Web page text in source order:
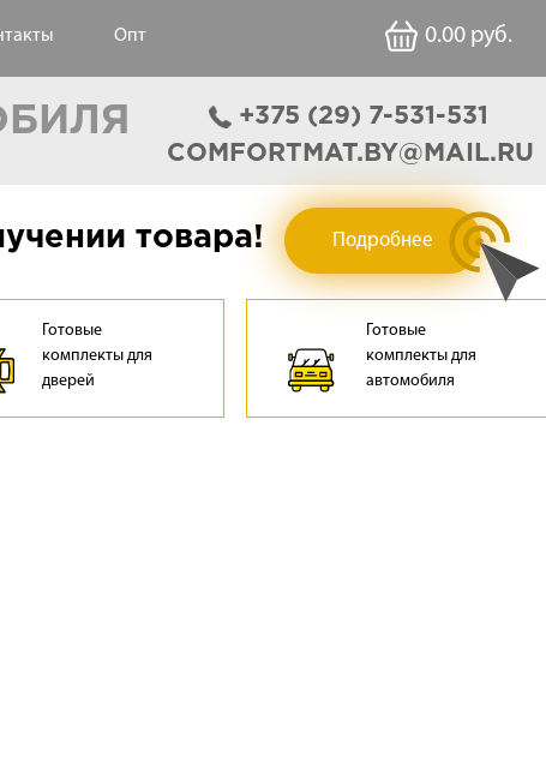
Опт 0.00 руб.
‎+375 (29) 7-531-531
COMFORTMAT.BY@MAIL.RU
товара! Подробнее
Готовые
комплекты для
дверей
Готовые
комплекты для
автомобиля